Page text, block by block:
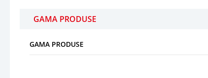
GAMA PRODUSE
GAMA PRODUSE